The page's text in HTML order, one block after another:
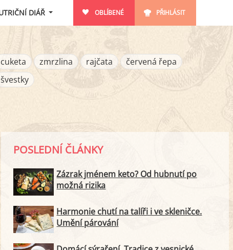
DIÁŘ OBLÍBENÉ PŘIHLÁSIT
cuketa
zmrzlina rajčata
červená řepa
švestky
POSLEDNÍ ČLÁNKY
Zázrak jménem keto? Od hubnutí po
možná rizika
Harmonie chutí na talíři i ve skleničce.
Umění párování